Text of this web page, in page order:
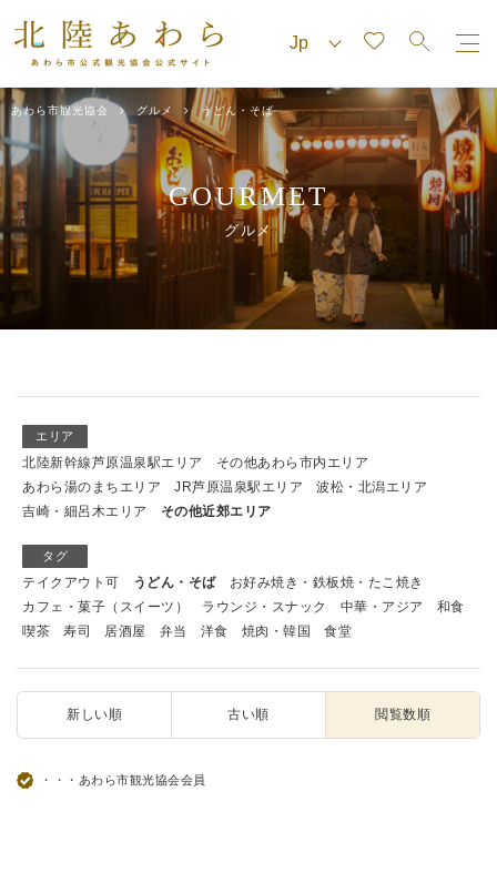
あわら市観光協会 グルメ うどん・そば
GOURMET
グルメ
エリア
北陸新幹線芦原温泉駅エリア
その他あわら市内エリア
あわら湯のまちエリア
JR芦原温泉駅エリア
波松・北潟エリア
吉崎・細呂木エリア
その他近郊エリア
タグ
テイクアウト可 うどん・そば
お好み焼き・鉄板焼・たこ焼き
カフェ・菓子（スイーツ）
ラウンジ・スナック 中華・アジア
和食
喫茶
寿司 居酒屋 弁当 洋食 焼肉・韓国 食堂
新しい順 古い順 閲覧数順
・・・あわら市観光協会会員